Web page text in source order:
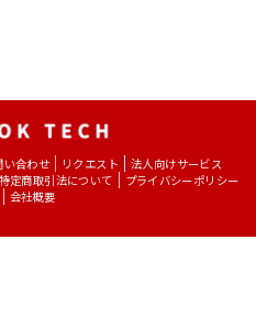
い合わせ リクエスト
法人向けサービス
特定商取引法について
プライバシーポリシー
会社概要